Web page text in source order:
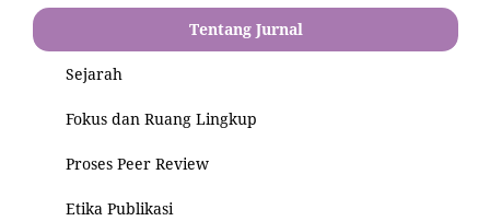
Tentang Jurnal
Sejarah
Fokus dan Ruang Lingkup
Proses Peer Review
Etika Publikasi